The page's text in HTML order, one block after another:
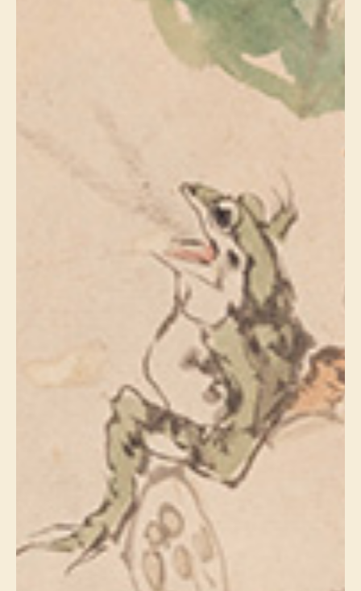
ブレスレット
その他
ファッション
帽子
ネクタイ
マフラー／ス
スカーフ／ス
手袋
ベルト